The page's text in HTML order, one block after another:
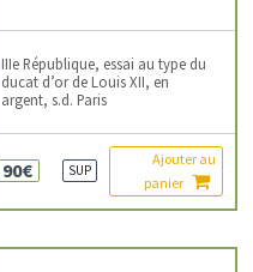
IIIe République, essai au type du
ducat d’or de Louis XII, en
argent, s.d. Paris
90€ SUP
Ajouter au
panier